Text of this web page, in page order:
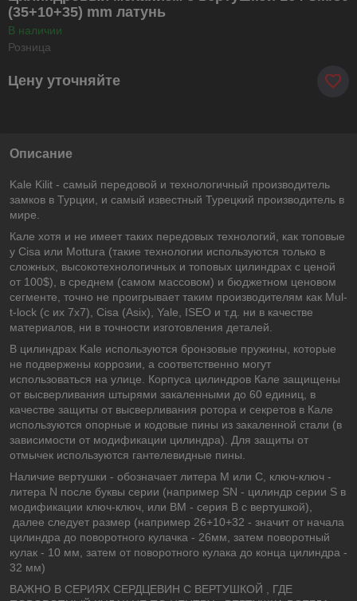
(35+10+35) mm латунь
В наличии
Розница
Цену уточняйте
Описание
Kale Kilit - самый передовой и технологичный производитель
замков в Турции, и самый известный Турецкий производитель в
мире.
Кале хотя и не имеет таких передовых технологий, как топовые
у Cisa или Mottura (такие технологии используются только в
сложных, высокотехнологичных и топовых цилиндрах с ценой
от 100$), в среднем (самом массовом) и бюджетном ценовом
сегменте, точно не проигрывает таким производителям как Mul-
t-lock (с их 7х7), Cisa (Asix), Yale, ISEO и т.д. ни в качестве
материалов, ни в точности изготовления деталей.
В цилиндрах Kale используются бронзовые пружины, которые
не подвержены коррозии, а соответственно могут
использоваться на улице. Корпуса цилиндров Кале защищены
от высверливания штырями закаленными до 60 единиц, в
качестве защиты от высверливания ротора и секретов в Кале
используются опорные и кодовые пины из закаленной стали (в
зависимости от модификации цилиндра). Для защиты от
отмычек используются гантелевидные пины.
Наличие вертушки - обозначает литера M или С, ключ-ключ -
литера N после буквы серии (например SN - цилиндр серии S в
модификации ключ-ключ, или BM - серия B с вертушкой),
далее следует размер (например 26+10+32 - значит от начала
цилиндра до поворотного кулачка - 26мм, затем поворотный
кулак - 10 мм, затем от поворотного кулака до конца цилиндра -
32 мм)
ВАЖНО В СЕРИЯХ СЕРДЦЕВИН С ВЕРТУШКОЙ , ГДЕ